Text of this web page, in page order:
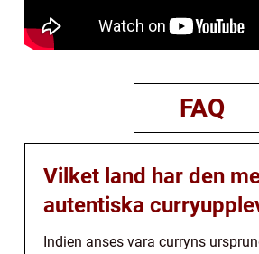
FAQ
Vilket land har den
autentiska
Indien anses vara curryns